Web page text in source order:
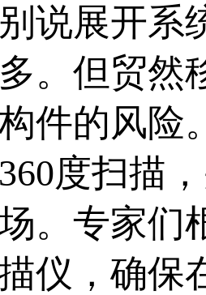
说展开系
。但贸然
件的风险
度扫描
。专家们
仪，确保